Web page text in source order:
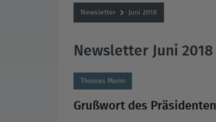
Newsletter Juni 2018
Newsletter Juni 2018
Thomas Mann
Grußwort des Präsidenten